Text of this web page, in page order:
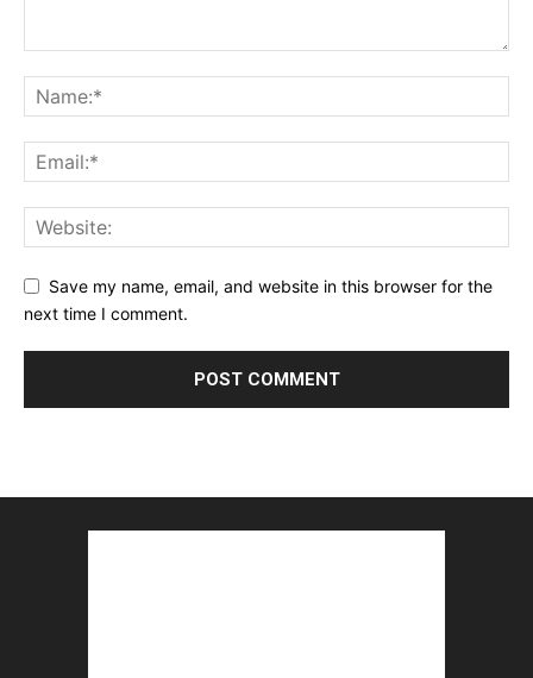
Save my name, email, and website in this browser for the
next time I comment.